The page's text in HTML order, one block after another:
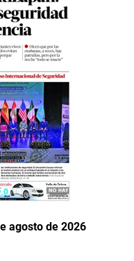
agosto de 2026